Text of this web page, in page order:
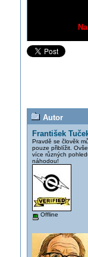
Autor
František
Pravdě se člověk
pouze přiblížit.
více různých
náhodou!
Offline